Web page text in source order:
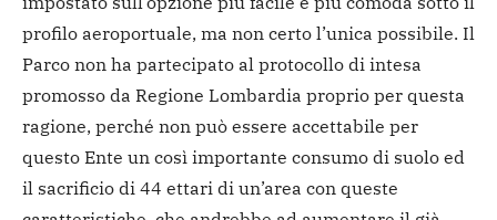
profilo aeroportuale, ma non certo l’unica possibile. Il
Parco non ha partecipato al protocollo di intesa
promosso da Regione Lombardia proprio per questa
ragione, perché non può essere accettabile per
questo Ente un così importante consumo di suolo ed
il sacrificio di 44 ettari di un’area con queste